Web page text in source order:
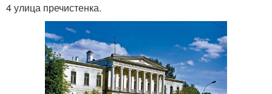
4 улица пречистенка.